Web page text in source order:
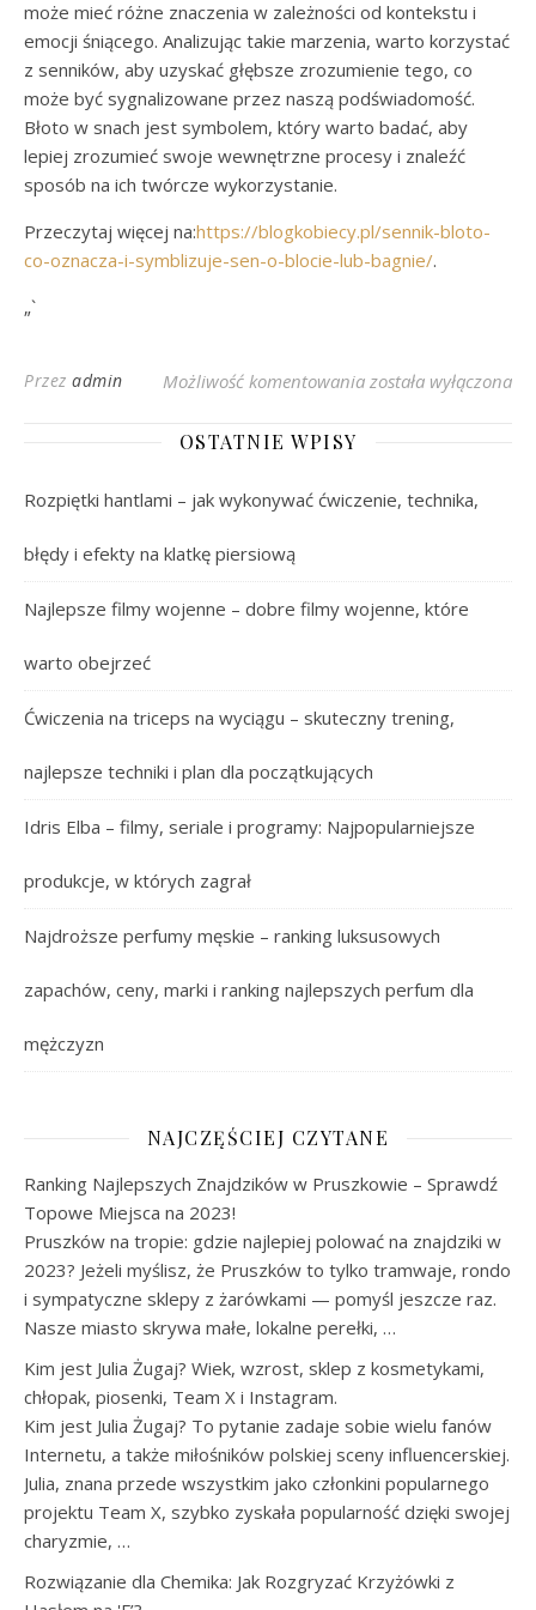
może mieć różne znaczenia w zależności od kontekstu i
emocji śniącego. Analizując takie marzenia, warto korzystać
z senników, aby uzyskać głębsze zrozumienie tego, co
może być sygnalizowane przez naszą podświadomość.
Błoto w snach jest symbolem, który warto badać, aby
lepiej zrozumieć swoje wewnętrzne procesy i znaleźć
sposób na ich twórcze wykorzystanie.
Przeczytaj więcej na:https://blogkobiecy.pl/sennik-bloto-
co-oznacza-i-symblizuje-sen-o-blocie-lub-bagnie/.
„`
Przez admin Możliwość komentowania Sennik: Symbolika i
została wyłączona
OSTATNIE WPISY
Rozpiętki hantlami – jak wykonywać ćwiczenie, technika,
błędy i efekty na klatkę piersiową
Najlepsze filmy wojenne – dobre filmy wojenne, które
warto obejrzeć
Ćwiczenia na triceps na wyciągu – skuteczny trening,
najlepsze techniki i plan dla początkujących
Idris Elba – filmy, seriale i programy: Najpopularniejsze
produkcje, w których zagrał
Najdroższe perfumy męskie – ranking luksusowych
zapachów, ceny, marki i ranking najlepszych perfum dla
mężczyzn
NAJCZĘŚCIEJ CZYTANE
Ranking Najlepszych Znajdzików w Pruszkowie – Sprawdź
Topowe Miejsca na 2023!
Pruszków na tropie: gdzie najlepiej polować na znajdziki w
2023? Jeżeli myślisz, że Pruszków to tylko tramwaje, rondo
i sympatyczne sklepy z żarówkami — pomyśl jeszcze raz.
Nasze miasto skrywa małe, lokalne perełki, …
Kim jest Julia Żugaj? Wiek, wzrost, sklep z kosmetykami,
chłopak, piosenki, Team X i Instagram.
Kim jest Julia Żugaj? To pytanie zadaje sobie wielu fanów
Internetu, a także miłośników polskiej sceny influencerskiej.
Julia, znana przede wszystkim jako członkini popularnego
projektu Team X, szybko zyskała popularność dzięki swojej
charyzmie, …
Rozwiązanie dla Chemika: Jak Rozgryzać Krzyżówki z